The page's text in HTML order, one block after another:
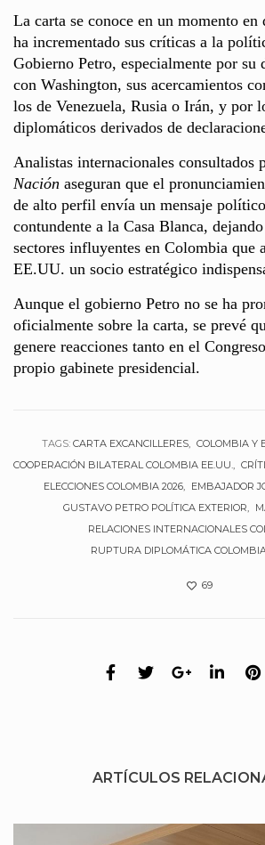
La carta se conoce en un momento en
ha incrementado sus críticas a la
Gobierno Petro, especialmente por su
con Washington, sus acercamientos
los de Venezuela, Rusia o Irán, y por
diplomáticos derivados de
Analistas internacionales consultados
Nación aseguran que el
de alto perfil envía un mensaje
contundente a la Casa Blanca,
sectores influyentes en Colombia que
EE.UU. un socio estratégico
Aunque el gobierno Petro no se ha
oficialmente sobre la carta, se prevé
genere reacciones tanto en el
propio gabinete presidencial.
TAGS: CARTA EXCANCILLERES
COLOMBIA Y
COOPERACIÓN BILATERAL COLOMBIA EE.UU.
ELECCIONES COLOMBIA 2026
EMBAJADOR
GUSTAVO PETRO POLÍTICA EXTERIOR
RELACIONES INTERNACIONALES
RUPTURA DIPLOMÁTICA
69
ARTÍCULOS